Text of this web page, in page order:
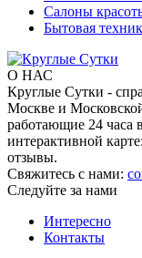
Салоны
Бытовая
О НАС
Круглые Сутки -
Москве и
работающие 24 часа
интерактивной
отзывы.
Свяжитесь с нами:
Следуйте за нами
Интересно
Контакты